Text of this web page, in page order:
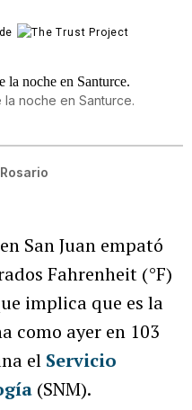
noche en Santurce.
San Juan empató
Fahrenheit (°F)
implica que es la
como ayer en 103
el Servicio
(SNM).